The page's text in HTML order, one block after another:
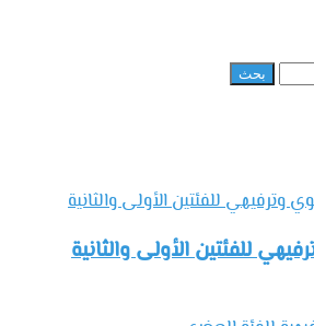
للفئتين الأولى والثانية